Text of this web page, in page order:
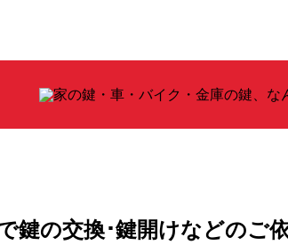
鍵の交換･鍵開けなどのご